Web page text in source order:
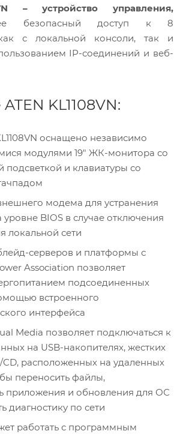
– устройство управления,
безопасный доступ к 8
с локальной консоли, так и
IP-соединений и веб-
KL1108VN:
оснащено независимо
модулями 19" ЖК-монитора со
подсветкой и клавиатуры со
модема для устранения
BIOS в случае отключения
локальной сети
серверов и платформы с
Association позволяет
подсоединенных
встроенного
интерфейса
Media позволяет подключаться к
на USB-накопителях, жестких
CD, расположенных на удаленных
переносить файлы,
приложения и обновления для ОС
диагностику по сети
работать с программным